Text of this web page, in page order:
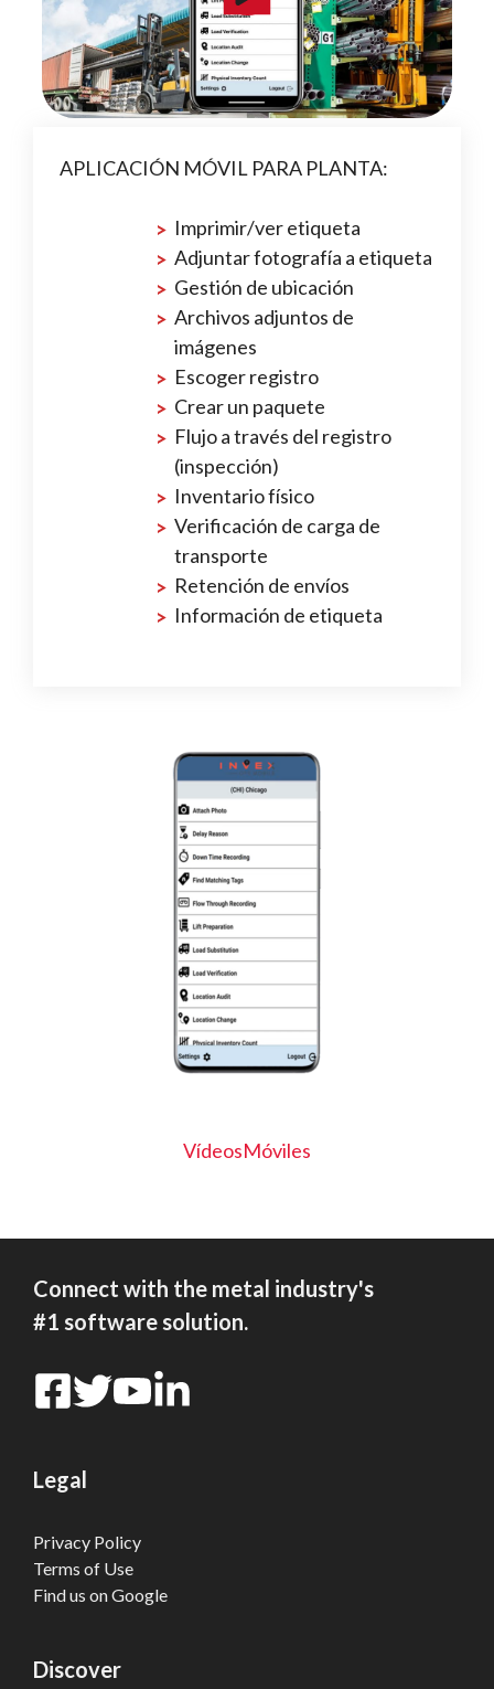
APLICACIÓN MÓVIL PARA PLANTA:
Imprimir/ver etiqueta
Adjuntar fotografía a etiqueta
Gestión de ubicación
Archivos adjuntos de
imágenes
Escoger registro
Crear un paquete
Flujo a través del registro
(inspección)
Inventario físico
Verificación de carga de
transporte
Retención de envíos
Información de etiqueta
VídeosMóviles
Connect with the metal industry's
#1 software solution.
Legal
Privacy Policy
Terms of Use
Find us on Google
Discover